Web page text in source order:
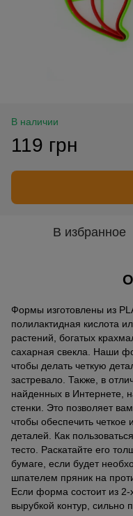
В наличии
119 грн
В избранное
Формы изготовлены из
полилактидная кислота
растений, богатых
сахарная свекла. Наши
чтобы делать четкую
застревало. Также, в
найденных в Интернете,
стенки. Это позволяет
чтобы обеспечить
деталей. Как
тесто. Раскатайте его
бумаге, если будет
шпателем пряник на
Если форма состоит из 2-
вырубкой контур, сильно